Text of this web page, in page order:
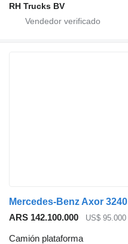
RH Trucks BV
Mercedes-Benz Axor 3240
ARS 142.100.000
US$ 95.000
Camión plataforma